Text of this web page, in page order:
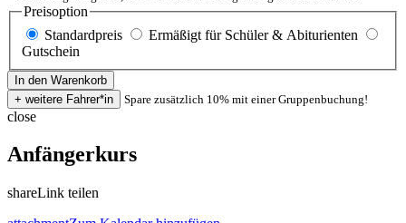
Preisoption
Standardpreis
Ermäßigt für Schüler & Abiturienten
Gutschein
Spare zusätzlich 10% mit einer Gruppenbuchung!
close
Anfängerkurs
shareLink teilen